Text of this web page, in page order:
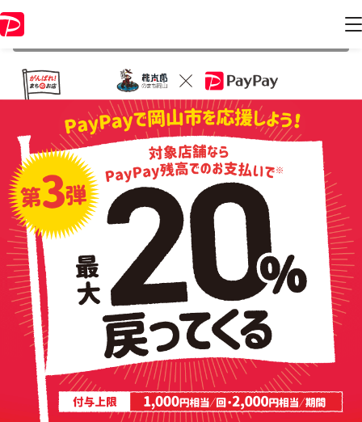
の情報はキャンペーン終了時点のものになります。